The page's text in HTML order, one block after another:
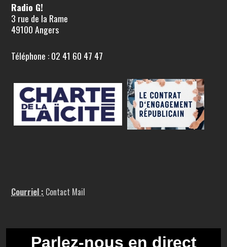
Radio G!
3 rue de la Rame
49100 Angers
Téléphone : 02 41 60 47 47
Courriel : Contact Mail